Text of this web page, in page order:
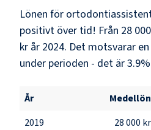
Lönen för
positivt över tid! Från 28
kr år 2024. Det motsvarar
under perioden - det är
År Medellön
2019
28 000 kr